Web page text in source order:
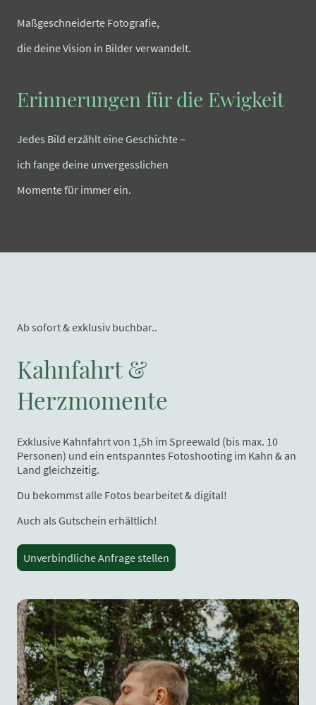
Maßgeschneiderte Fotografie,
die deine Vision in Bilder verwandelt.
Erinnerungen für die Ewigkeit
Jedes Bild erzählt eine Geschichte –
ich fange deine unvergesslichen
Momente für immer ein.
Ab sofort & exklusiv buchbar..
Kahnfahrt &
Herzmomente
Exklusive Kahnfahrt von 1,5h im Spreewald (bis max. 10
Personen) und ein entspanntes Fotoshooting im Kahn & an
Land gleichzeitig.
Du bekommst alle Fotos bearbeitet & digital!
Auch als Gutschein erhältlich!
Unverbindliche Anfrage stellen